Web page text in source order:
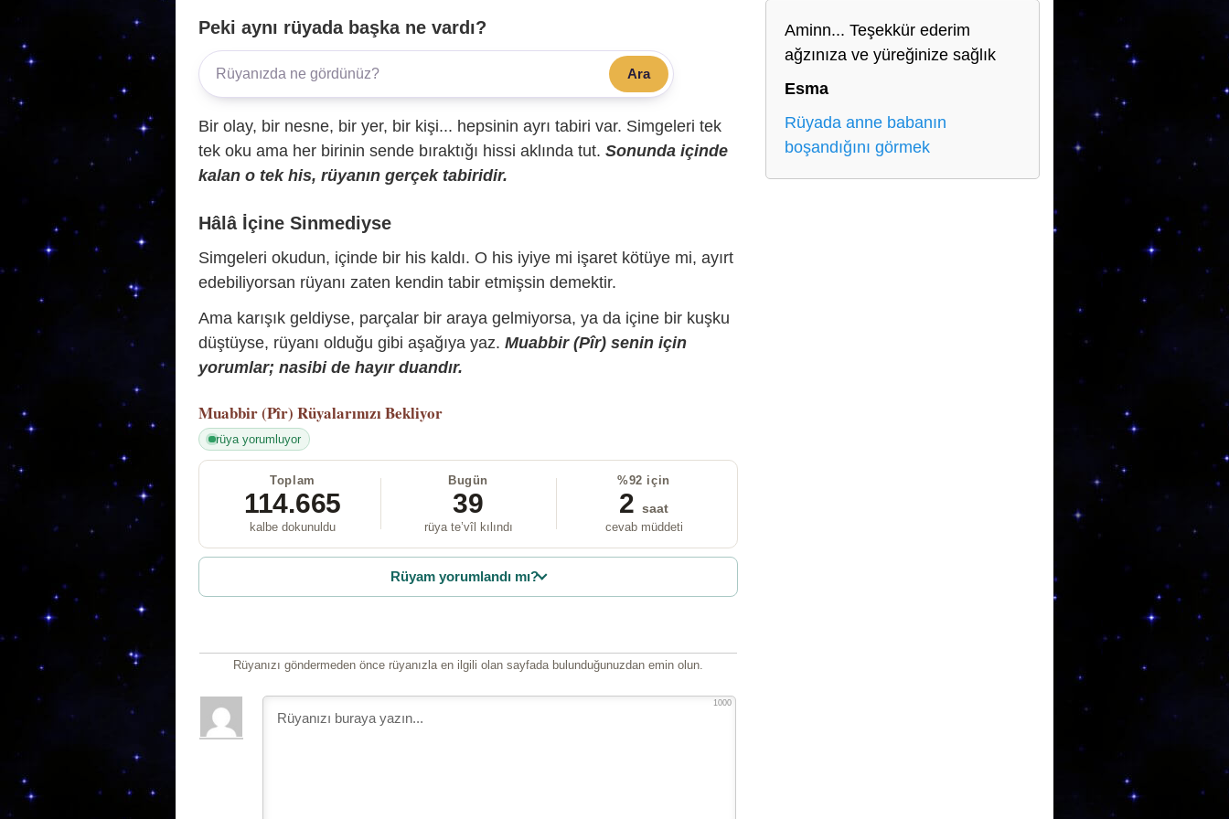
Peki aynı rüyada başka ne vardı?
Ara
Bir olay, bir nesne, bir yer, bir kişi... hepsinin ayrı tabiri var. Simgeleri tek
tek oku ama her birinin sende bıraktığı hissi aklında tut. Sonunda içinde
kalan o tek his, rüyanın gerçek tabiridir.
Hâlâ İçine Sinmediyse
Simgeleri okudun, içinde bir his kaldı. O his iyiye mi işaret kötüye mi, ayırt
edebiliyorsan rüyanı zaten kendin tabir etmişsin demektir.
Ama karışık geldiyse, parçalar bir araya gelmiyorsa, ya da içine bir kuşku
düştüyse, rüyanı olduğu gibi aşağıya yaz. Muabbir (Pîr) senin için
yorumlar; nasibi de hayır duandır.
Muabbir (Pîr) Rüyalarınızı Bekliyor
rüya yorumluyor
Toplam
114.665
kalbe dokunuldu
Bugün
39
rüya te’vîl kılındı
%92 için
2 saat
cevab müddeti
Rüyam yorumlandı mı?
Rüyanızı göndermeden önce rüyanızla en ilgili olan sayfada bulunduğunuzdan emin olun.
1000
Aminn... Teşekkür ederim
ağzınıza ve yüreğinize sağlık
Esma
Rüyada anne babanın
boşandığını görmek